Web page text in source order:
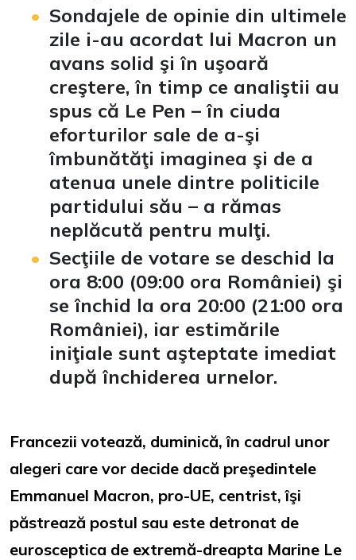
Sondajele de opinie din ultimele
zile i-au acordat lui Macron un
avans solid şi în uşoară
creştere, în timp ce analiştii au
spus că Le Pen – în ciuda
eforturilor sale de a-şi
îmbunătăţi imaginea şi de a
atenua unele dintre politicile
partidului său – a rămas
neplăcută pentru mulţi.
Secţiile de votare se deschid la
ora 8:00 (09:00 ora României) şi
se închid la ora 20:00 (21:00 ora
României), iar estimările
iniţiale sunt aşteptate imediat
după închiderea urnelor.
Francezii votează, duminică, în cadrul unor
alegeri care vor decide dacă preşedintele
Emmanuel Macron, pro-UE, centrist, îşi
păstrează postul sau este detronat de
eurosceptica de extremă-dreapta Marine Le